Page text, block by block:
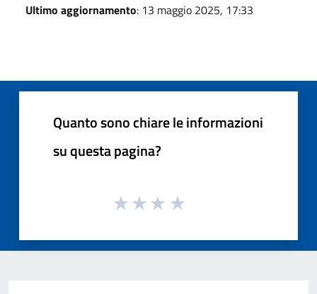
Ultimo aggiornamento: 13 maggio 2025, 17:33
Quanto sono chiare le informazioni
su questa pagina?